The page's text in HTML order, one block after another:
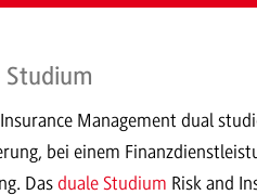
Studium
Management dual
bei einem
Das duale Studium Risk and